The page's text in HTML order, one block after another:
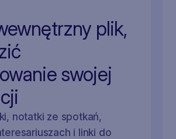
plik,
swojej
notatki ze spotkań,
i linki do